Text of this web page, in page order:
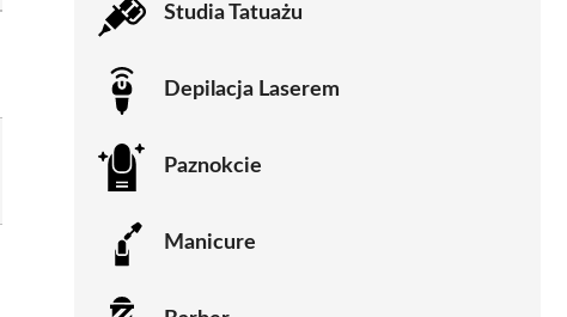
Studia Tatuażu
Depilacja Laserem
Paznokcie
Manicure